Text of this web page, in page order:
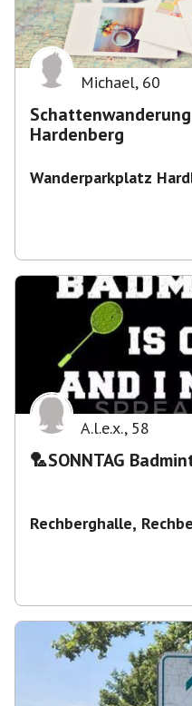
Michael, 60
Hardenberg
Wanderparkplatz
A.l.e.x., 58
Rechberghalle,